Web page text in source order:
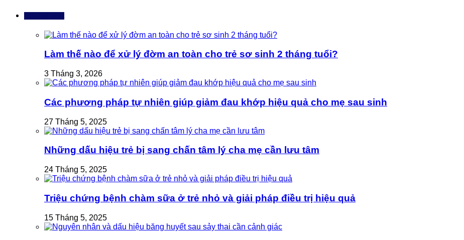
Làm thế nào để xử lý đờm an toàn cho trẻ sơ sinh 2 tháng tuổi?
3 Tháng 3, 2026
Các phương pháp tự nhiên giúp giảm đau khớp hiệu quả cho mẹ sau sinh
27 Tháng 5, 2025
Những dấu hiệu trẻ bị sang chấn tâm lý cha mẹ cần lưu tâm
24 Tháng 5, 2025
Triệu chứng bệnh chàm sữa ở trẻ nhỏ và giải pháp điều trị hiệu quả
15 Tháng 5, 2025